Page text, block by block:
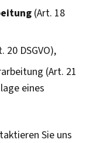
(Art. 18
20 DSGVO),
(Art. 21
eines
Sie uns